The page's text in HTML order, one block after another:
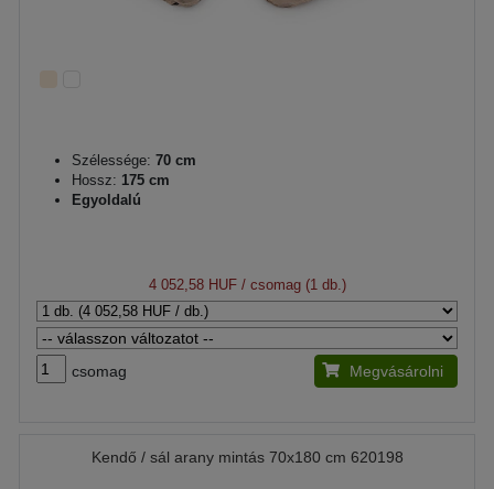
Szélessége: 70 cm
Hossz: 175 cm
Egyoldalú
4 052,58 HUF/ csomag (1 db.)
csomag Megvásárolni
Kendő / sál arany mintás 70x180 cm 620198